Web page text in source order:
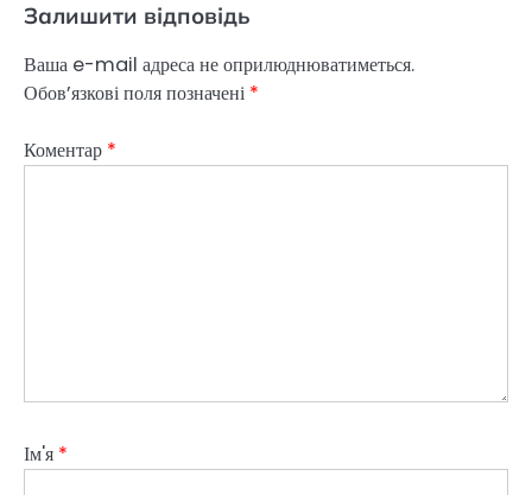
Залишити відповідь
Ваша e-mail адреса не оприлюднюватиметься.
Обов’язкові поля позначені *
Коментар *
Ім'я *